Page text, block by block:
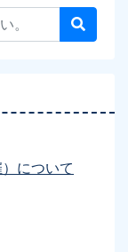
について